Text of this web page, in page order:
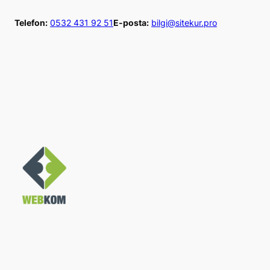
geç
Telefon: 0532 431 92 51E-posta: bilgi@sitekur.pro